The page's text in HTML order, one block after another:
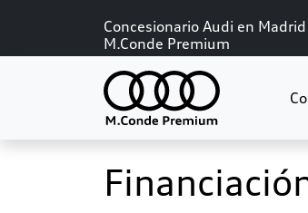
Concesionario Audi en
M.Conde Premium